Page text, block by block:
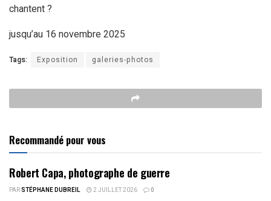
chantent ?
jusqu’au 16 novembre 2025
Tags: Exposition galeries-photos
Recommandé pour vous
Robert Capa, photographe de guerre
PARSTÉPHANE DUBREIL 2 JUILLET 2026 0